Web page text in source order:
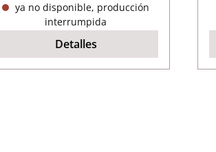
ya no disponible, producción
interrumpida
Detalles